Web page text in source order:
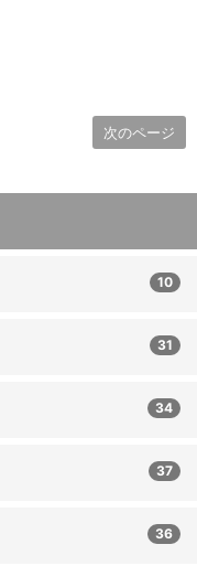
次のページ
10
31
34
37
36